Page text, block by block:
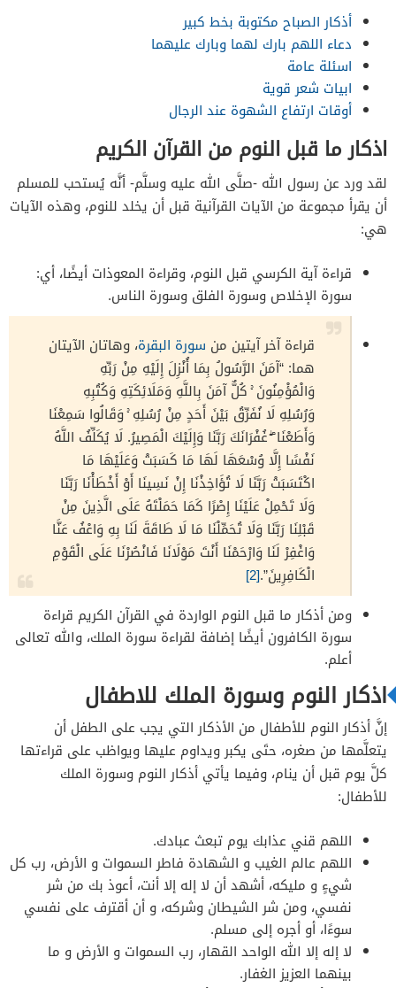
أذكار الصباح مكتوبة بخط كبير
دعاء اللهم بارك لهما وبارك عليهما
اسئلة عامة
ابيات شعر قوية
أوقات ارتفاع الشهوة عند الرجال
اذكار ما قبل النوم من القرآن الكريم
لقد ورد عن رسول الله -صلَّى الله عليه وسلَّم- أنَّه يُستحب للمسلم
أن يقرأ مجموعة من الآيات القرآنية قبل أن يخلد للنوم، وهذه الآيات
هي:
قراءة آية الكرسي قبل النوم، وقراءة المعوذات أيضًا، أي:
سورة الإخلاص وسورة الفلق وسورة الناس.
قراءة آخر آيتين من سورة البقرة، وهاتان الآيتان
هما: “آمَنَ الرَّسُولُ بِمَا أُنْزِلَ إِلَيْهِ مِنْ رَبِّهِ
وَالْمُؤْمِنُونَ ۚ كُلٌّ آمَنَ بِاللَّهِ وَمَلَائِكَتِهِ وَكُتُبِهِ
وَرُسُلِهِ لَا نُفَرِّقُ بَيْنَ أَحَدٍ مِنْ رُسُلِهِ ۚ وَقَالُوا سَمِعْنَا
وَأَطَعْنَا ۖ غُفْرَانَكَ رَبَّنَا وَإِلَيْكَ الْمَصِيرُ. لَا يُكَلِّفُ اللَّهُ
نَفْسًا إِلَّا وُسْعَهَا لَهَا مَا كَسَبَتْ وَعَلَيْهَا مَا
اكْتَسَبَتْ رَبَّنَا لَا تُؤَاخِذْنَا إِنْ نَسِينَا أَوْ أَخْطَأْنَا رَبَّنَا
وَلَا تَحْمِلْ عَلَيْنَا إِصْرًا كَمَا حَمَلْتَهُ عَلَى الَّذِينَ مِنْ
قَبْلِنَا رَبَّنَا وَلَا تُحَمِّلْنَا مَا لَا طَاقَةَ لَنَا بِهِ وَاعْفُ عَنَّا
وَاغْفِرْ لَنَا وَارْحَمْنَا أَنْتَ مَوْلَانَا فَانْصُرْنَا عَلَى الْقَوْمِ
الْكَافِرِينَ”.[2]
ومن أذكار ما قبل النوم الواردة في القرآن الكريم قراءة
سورة الكافرون أيضًا إضافة لقراءة سورة الملك، والله تعالى
أعلم.
اذكار النوم وسورة الملك للاطفال
إنَّ أذكار النوم للأطفال من الأذكار التي يجب على الطفل أن
يتعلَّمها من صغره، حتَى يكبر ويداوم عليها ويواظب على قراءتها
كلَّ يوم قبل أن ينام، وفيما يأتي أذكار النوم وسورة الملك
للأطفال:
اللهم قني عذابك يوم تبعث عبادك.
اللهم عالم الغيب و الشهادة فاطر السموات و الأرض، رب كل
شيءٍ و مليكه، أشهد أن لا إله إلا أنت، أعوذ بك من شر
نفسي، ومن شر الشيطان وشركه، و أن أقترف على نفسي
سوءًا، أو أجره إلى مسلم.
لا إله إلا الله الواحد القهار، رب السموات و الأرض و ما
بينهما العزيز الغفار.